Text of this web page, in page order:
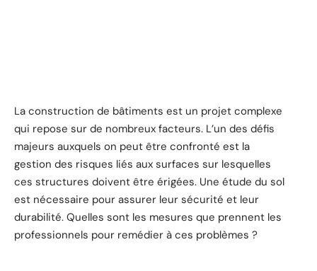
La construction de bâtiments est un projet complexe
qui repose sur de nombreux facteurs. L’un des défis
majeurs auxquels on peut être confronté est la
gestion des risques liés aux surfaces sur lesquelles
ces structures doivent être érigées. Une étude du sol
est nécessaire pour assurer leur sécurité et leur
durabilité. Quelles sont les mesures que prennent les
professionnels pour remédier à ces problèmes ?